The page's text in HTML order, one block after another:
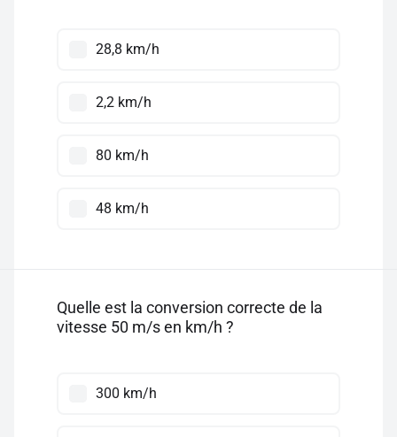
28,8 km/h
2,2 km/h
80 km/h
48 km/h
Quelle est la conversion correcte de la
vitesse 50 m/s en km/h ?
300 km/h